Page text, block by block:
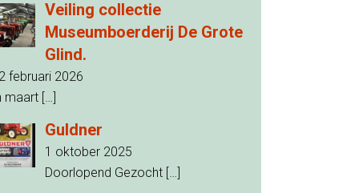
Veiling collectie
Museumboerderij De Grote
Glind.
februari 2026
maart […]
Guldner
1 oktober 2025
Doorlopend Gezocht […]